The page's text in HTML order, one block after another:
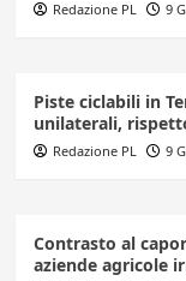
Redazione PL 9
Piste ciclabili in
unilaterali,
Redazione PL 9
Contrasto al
aziende agricole